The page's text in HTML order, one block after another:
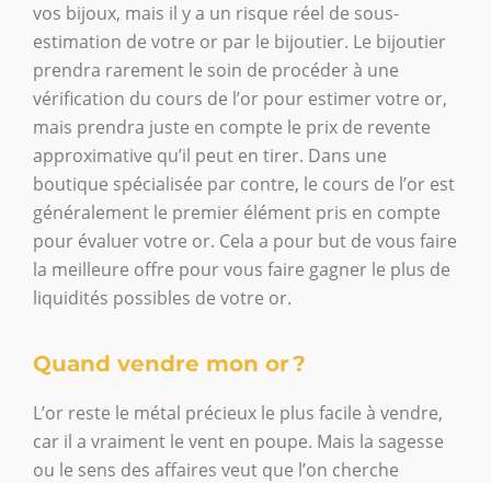
vos bijoux, mais il y a un risque réel de sous-
estimation de votre or par le bijoutier. Le bijoutier
prendra rarement le soin de procéder à une
vérification du cours de l’or pour estimer votre or,
mais prendra juste en compte le prix de revente
approximative qu’il peut en tirer. Dans une
boutique spécialisée par contre, le cours de l’or est
généralement le premier élément pris en compte
pour évaluer votre or. Cela a pour but de vous faire
la meilleure offre pour vous faire gagner le plus de
liquidités possibles de votre or.
Quand vendre mon or ?
L’or reste le métal précieux le plus facile à vendre,
car il a vraiment le vent en poupe. Mais la sagesse
ou le sens des affaires veut que l’on cherche